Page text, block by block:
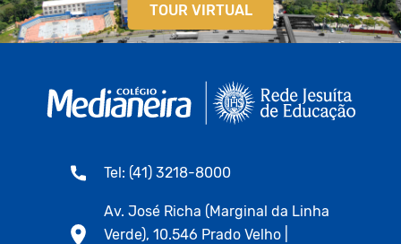
TOUR VIRTUAL
Tel: (41) 3218-8000
Av. José Richa (Marginal da Linha
Verde), 10.546 Prado Velho |